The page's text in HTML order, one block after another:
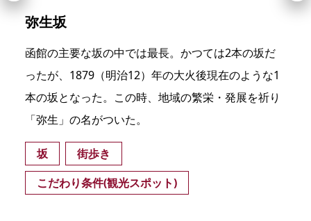
弥生坂
函館の主要な坂の中では最長。かつては2本の坂だ
ったが、1879（明治12）年の大火後現在のような1
本の坂となった。この時、地域の繁栄・発展を祈り
「弥生」の名がついた。
坂
街歩き
こだわり条件(観光スポット)